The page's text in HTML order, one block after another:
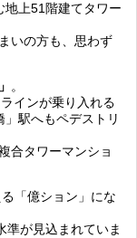
地上51階建てタワー
いの方も、思わず
。
インが乗り入れる
」駅へもペデストリ
合タワーマンショ
「億ション」にな
準が見込まれていま